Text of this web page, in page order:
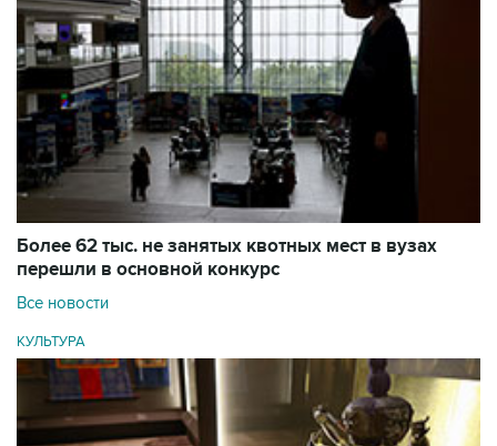
Более 62 тыс. не занятых квотных мест в вузах
перешли в основной конкурс
Все новости
КУЛЬТУРА